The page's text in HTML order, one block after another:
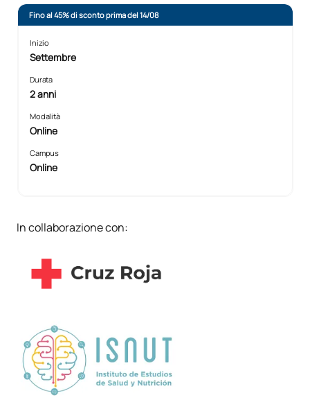
Fino al 45% di sconto prima del 14/08
Inizio
Settembre
Durata
2 anni
Modalità
Online
Campus
Online
In collaborazione con: